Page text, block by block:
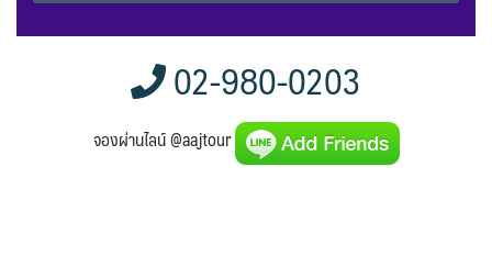
Alternative:
02-980-0203
จองผ่านไลน์ @aajtour